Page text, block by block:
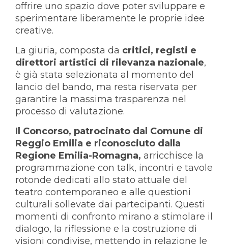
offrire uno spazio dove poter sviluppare e
sperimentare liberamente le proprie idee
creative.
La giuria, composta da critici, registi e
direttori artistici di rilevanza nazionale,
è già stata selezionata al momento del
lancio del bando, ma resta riservata per
garantire la massima trasparenza nel
processo di valutazione.
Il Concorso, patrocinato dal Comune di
Reggio Emilia e riconosciuto dalla
Regione Emilia-Romagna, arricchisce la
programmazione con talk, incontri e tavole
rotonde dedicati allo stato attuale del
teatro contemporaneo e alle questioni
culturali sollevate dai partecipanti. Questi
momenti di confronto mirano a stimolare il
dialogo, la riflessione e la costruzione di
visioni condivise, mettendo in relazione le